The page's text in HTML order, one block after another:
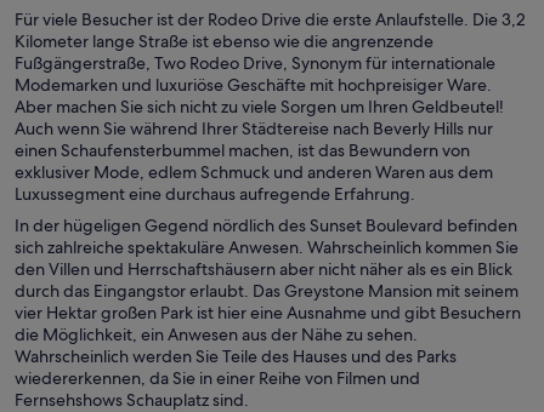
Für viele Besucher ist der Rodeo Drive die erste Anlaufstelle. Die 3,2
Kilometer lange Straße ist ebenso wie die angrenzende
Fußgängerstraße, Two Rodeo Drive, Synonym für internationale
Modemarken und luxuriöse Geschäfte mit hochpreisiger Ware.
Aber machen Sie sich nicht zu viele Sorgen um Ihren Geldbeutel!
Auch wenn Sie während Ihrer Städtereise nach Beverly Hills nur
einen Schaufensterbummel machen, ist das Bewundern von
exklusiver Mode, edlem Schmuck und anderen Waren aus dem
Luxussegment eine durchaus aufregende Erfahrung.
In der hügeligen Gegend nördlich des Sunset Boulevard befinden
sich zahlreiche spektakuläre Anwesen. Wahrscheinlich kommen Sie
den Villen und Herrschaftshäusern aber nicht näher als es ein Blick
durch das Eingangstor erlaubt. Das Greystone Mansion mit seinem
vier Hektar großen Park ist hier eine Ausnahme und gibt Besuchern
die Möglichkeit, ein Anwesen aus der Nähe zu sehen.
Wahrscheinlich werden Sie Teile des Hauses und des Parks
wiedererkennen, da Sie in einer Reihe von Filmen und
Fernsehshows Schauplatz sind.